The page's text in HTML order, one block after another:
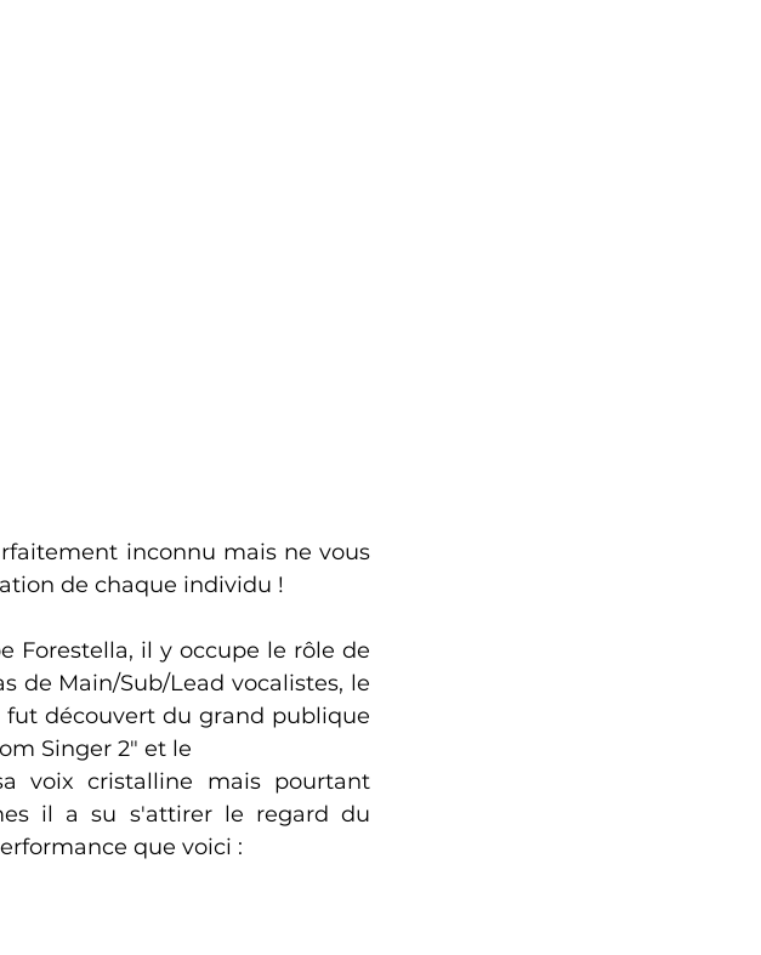
inconnu mais ne vous
de chaque individu !
Forestella, il y occupe le rôle de
de Main/Sub/Lead vocalistes, le
fut découvert du grand publique
Singer 2" et le
voix cristalline mais pourtant
il a su s'attirer le regard du
que voici :